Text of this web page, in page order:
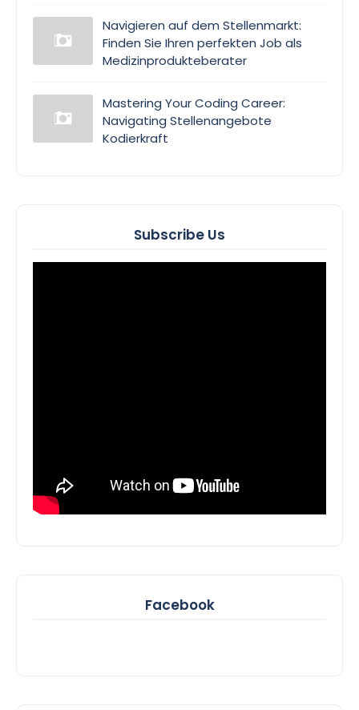
Navigieren auf dem Stellenmarkt:
Finden Sie Ihren perfekten Job als
Medizinprodukteberater
Mastering Your Coding Career:
Navigating Stellenangebote
Kodierkraft
Subscribe Us
Facebook